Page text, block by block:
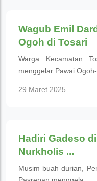
Wagub Emil
Ogoh di Tosari
Warga Kecamatan
menggelar Pawai Ogoh-
29 Maret 2025
Hadiri Gadeso
Nurkholis ...
Musim buah durian,